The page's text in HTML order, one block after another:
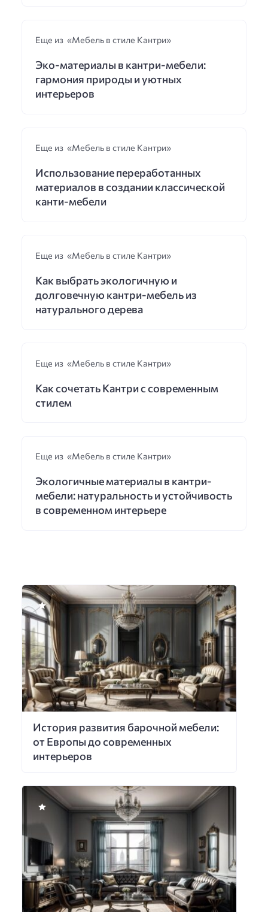
Еще из «Мебель в стиле Кантри»
Эко-материалы в кантри-мебели:
гармония природы и уютных
интерьеров
Еще из «Мебель в стиле Кантри»
Использование переработанных
материалов в создании классической
канти-мебели
Еще из «Мебель в стиле Кантри»
Как выбрать экологичную и
долговечную кантри-мебель из
натурального дерева
Еще из «Мебель в стиле Кантри»
Как сочетать Кантри с современным
стилем
Еще из «Мебель в стиле Кантри»
Экологичные материалы в кантри-
мебели: натуральность и устойчивость
в современном интерьере
История развития барочной мебели:
от Европы до современных
интерьеров